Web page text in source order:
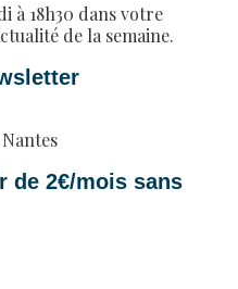
à 18h30 dans votre
de la semaine.
de 2€/mois sans